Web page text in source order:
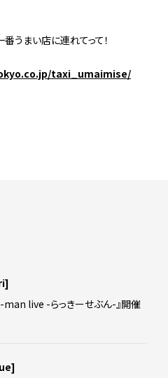
うまい店に連れてって！
taxi_umaimise/
live -らっきーせぶん-』開催